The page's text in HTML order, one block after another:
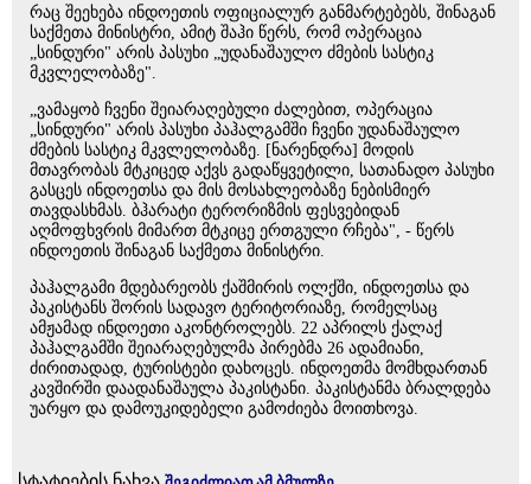
რაც შეეხება ინდოეთის ოფიციალურ განმარტებებს, შინაგან
საქმეთა მინისტრი, ამიტ შაჰი წერს, რომ ოპერაცია
„სინდური" არის პასუხი „უდანაშაულო ძმების სასტიკ
მკვლელობაზე".
„ვამაყობ ჩვენი შეიარაღებული ძალებით, ოპერაცია
„სინდური" არის პასუხი პაჰალგამში ჩვენი უდანაშაულო
ძმების სასტიკ მკვლელობაზე. [ნარენდრა] მოდის
მთავრობას მტკიცედ აქვს გადაწყვეტილი, სათანადო პასუხი
გასცეს ინდოეთსა და მის მოსახლეობაზე ნებისმიერ
თავდასხმას. ბჰარატი ტერორიზმის ფესვებიდან
აღმოფხვრის მიმართ მტკიცე ერთგული რჩება", - წერს
ინდოეთის შინაგან საქმეთა მინისტრი.
პაჰალგამი მდებარეობს ქაშმირის ოლქში, ინდოეთსა და
პაკისტანს შორის სადავო ტერიტორიაზე, რომელსაც
ამჟამად ინდოეთი აკონტროლებს. 22 აპრილს ქალაქ
პაჰალგამში შეიარაღებულმა პირებმა 26 ადამიანი,
ძირითადად, ტურისტები დახოცეს. ინდოეთმა მომხდართან
კავშირში დაადანაშაულა პაკისტანი. პაკისტანმა ბრალდება
უარყო და დამოუკიდებელი გამოძიება მოითხოვა.